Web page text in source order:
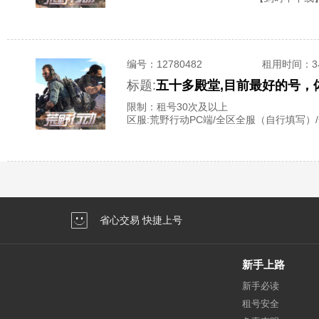
编号： 12780482 租用时间 ：
标题:五十多殿堂,目前最好的号
限制：租号30次及以上
区服:荒野行动PC端/全区全服（自行填写
省心交易 快捷上号
新手上路
新手必读
租号安全